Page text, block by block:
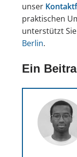
unser
praktischen
unterstützt
Berlin.
Ein